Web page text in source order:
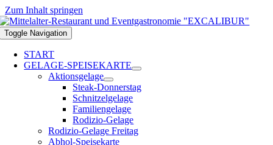
Zum Inhalt springen
Toggle Navigation
START
GELAGE-SPEISEKARTE
Aktionsgelage
Steak-Donnerstag
Schnitzelgelage
Familiengelage
Rodizio-Gelage
Rodizio-Gelage Freitag
Abhol-Speisekarte